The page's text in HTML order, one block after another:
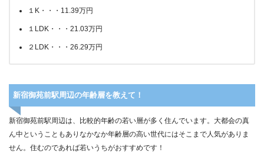
１K・・・11.39万円
１LDK・・・21.03万円
２LDK・・・26.29万円
新宿御苑前駅周辺の年齢層を教えて！
新宿御苑前駅周辺は、比較的年齢の若い層が多く住んでいます。大都会の真
ん中ということもありなかなか年齢層の高い世代にはそこまで人気がありま
せん。住むのであれば若いうちがおすすめです！